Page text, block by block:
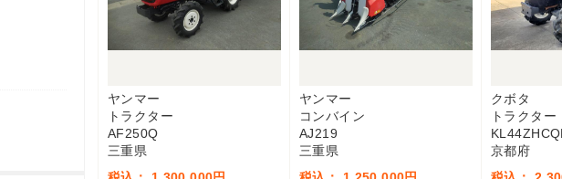
ヤンマー
トラクター
AF250Q
三重県
ヤンマー
コンバイン
AJ219
三重県
クボタ
トラクター
京都府